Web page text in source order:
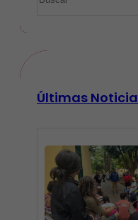
Últimas